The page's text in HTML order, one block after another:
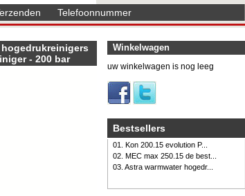
Telefoonnummer
hogedrukreinigers
- 200 bar
Winkelwagen
uw winkelwagen is nog leeg
Bestsellers
01. Kon 200.15 evolution P...
02. MEC max 250.15 de best...
03. Astra warmwater hogedr...